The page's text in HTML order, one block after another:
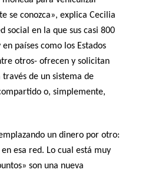
se conozca», explica Cecilia
social en la que sus casi 800
países como los Estados
otros- ofrecen y solicitan
través de un sistema de
o, simplemente,
un dinero por otro:
esa red. Lo cual está muy
son una nueva